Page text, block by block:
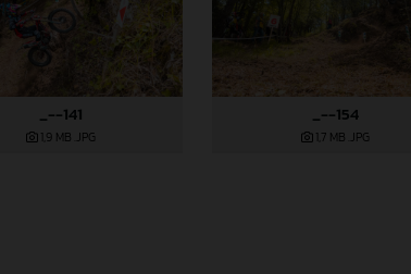
_--141
1,9 MB .JPG
_--154
1,7 MB .JPG